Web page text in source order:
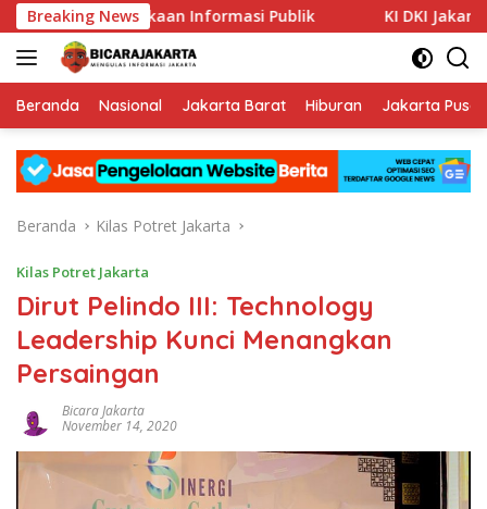
Langsung
ke
konten
Breaking News
Keterbukaan Informasi Publik KI DKI Jakarta : PT
Beranda Nasional Jakarta Barat Hiburan Jakarta Pusat
Beranda Kilas Potret Jakarta
Kilas Potret Jakarta
Dirut Pelindo III: Technology
Leadership Kunci Menangkan
Persaingan
Bicara Jakarta
November 14, 2020